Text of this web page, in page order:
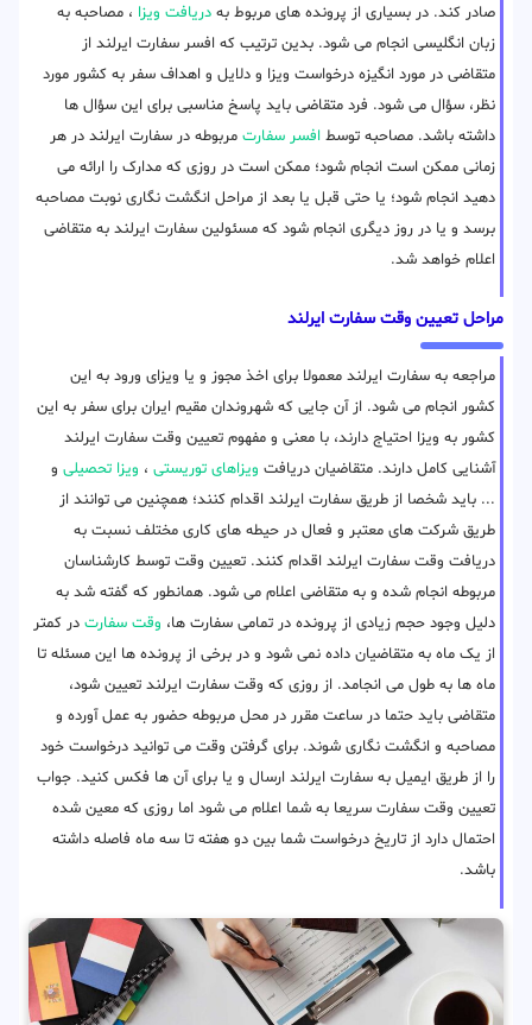
صادر کند. در بسیاری از پرونده های مربوط به دریافت ویزا ، مصاحبه به
زبان انگلیسی انجام می شود. بدین ترتیب که افسر سفارت ایرلند از
متقاضی در مورد انگیزه درخواست ویزا و دلایل و اهداف سفر به کشور مورد
نظر، سؤال می شود. فرد متقاضی باید پاسخ مناسبی برای این سؤال ها
داشته باشد. مصاحبه توسط افسر سفارت مربوطه در سفارت ایرلند در هر
زمانی ممکن است انجام شود؛ ممکن است در روزی که مدارک را ارائه می
دهید انجام شود؛ یا حتی قبل یا بعد از مراحل انگشت نگاری نوبت مصاحبه
برسد و یا در روز دیگری انجام شود که مسئولین سفارت ایرلند به متقاضی
اعلام خواهد شد.
مراحل تعیین وقت سفارت ایرلند
مراجعه به سفارت ایرلند معمولا برای اخذ مجوز و یا ویزای ورود به این
کشور انجام می شود. از آن جایی که شهروندان مقیم ایران برای سفر به این
کشور به ویزا احتیاج دارند، با معنی و مفهوم تعیین وقت سفارت ایرلند
آشنایی کامل دارند. متقاضیان دریافت ویزاهای توریستی ، ویزا تحصیلی و
... باید شخصا از طریق سفارت ایرلند اقدام کنند؛ همچنین می توانند از
طریق شرکت های معتبر و فعال در حیطه های کاری مختلف نسبت به
دریافت وقت سفارت ایرلند اقدام کنند. تعیین وقت توسط کارشناسان
مربوطه انجام شده و به متقاضی اعلام می شود. همانطور که گفته شد به
دلیل وجود حجم زیادی از پرونده در تمامی سفارت ها، وقت سفارت در کمتر
از یک ماه به متقاضیان داده نمی شود و در برخی از پرونده ها این مسئله تا
ماه ها به طول می انجامد. از روزی که وقت سفارت ایرلند تعیین شود،
متقاضی باید حتما در ساعت مقرر در محل مربوطه حضور به عمل آورده و
مصاحبه و انگشت نگاری شوند. برای گرفتن وقت می توانید درخواست خود
را از طریق ایمیل به سفارت ایرلند ارسال و یا برای آن ها فکس کنید. جواب
تعیین وقت سفارت سریعا به شما اعلام می شود اما روزی که معین شده
احتمال دارد از تاریخ درخواست شما بین دو هفته تا سه ماه فاصله داشته
باشد.